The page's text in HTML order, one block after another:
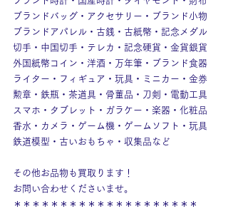
ブランドバッグ・アクセサリー・ブランド小物
ブランドアパレル・古銭・古紙幣・記念メダル
切手・中国切手・テレカ・記念硬貨・金貨銀貨
外国紙幣コイン・洋酒・万年筆・ブランド食器
ライター・フィギュア・玩具・ミニカー・金券
勲章・鉄瓶・茶道具・骨董品・刀剣・電動工具
スマホ・タブレット・ガラケー・楽器・化粧品
香水・カメラ・ゲーム機・ゲームソフト・玩具
鉄道模型・古いおもちゃ・収集品など
その他お品物も買取ります！
お問い合わせくださいませ。
＊＊＊＊＊＊＊＊＊＊＊＊＊＊＊＊＊＊＊＊